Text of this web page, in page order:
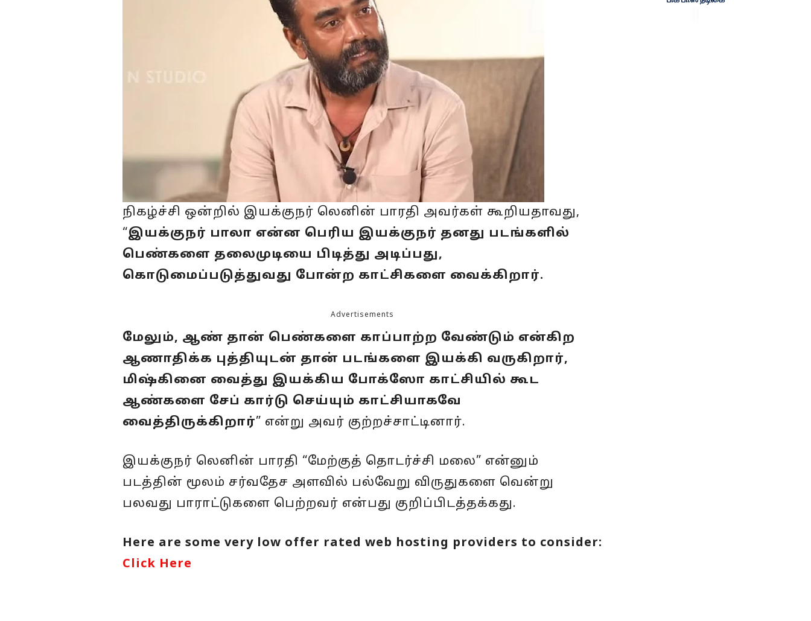
நிகழ்ச்சி ஒன்றில் இயக்குநர் லெனின் பாரதி அவர்கள் கூறியதாவது,
“இயக்குநர் பாலா என்ன பெரிய இயக்குநர் தனது படங்களில்
பெண்களை தலைமுடியை பிடித்து அடிப்பது,
கொடுமைப்படுத்துவது போன்ற காட்சிகளை வைக்கிறார்.
Advertisements
மேலும், ஆண் தான் பெண்களை காப்பாற்ற வேண்டும் என்கிற
ஆணாதிக்க புத்தியுடன் தான் படங்களை இயக்கி வருகிறார்,
மிஷ்கினை வைத்து இயக்கிய போக்ஸோ காட்சியில் கூட
ஆண்களை சேப் கார்டு செய்யும் காட்சியாகவே
வைத்திருக்கிறார்” என்று அவர் குற்றச்சாட்டினார்.
இயக்குநர் லெனின் பாரதி “மேற்குத் தொடர்ச்சி மலை” என்னும்
படத்தின் மூலம் சர்வதேச அளவில் பல்வேறு விருதுகளை வென்று
பலவது பாராட்டுகளை பெற்றவர் என்பது குறிப்பிடத்தக்கது.
Here are some very low offer rated web hosting providers to consider:
Click Here